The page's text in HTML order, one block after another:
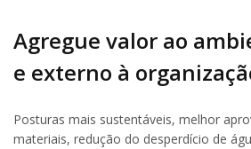
Agregue valor ao
e externo à
Posturas mais sustentáveis, melhor
materiais, redução do desperdício de